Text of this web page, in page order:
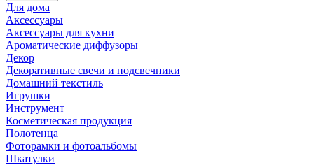
Для дома
Аксессуары
Аксессуары для кухни
Ароматические диффузоры
Декор
Декоративные свечи и подсвечники
Домашний текстиль
Игрушки
Инструмент
Косметическая продукция
Полотенца
Фоторамки и фотоальбомы
Шкатулки